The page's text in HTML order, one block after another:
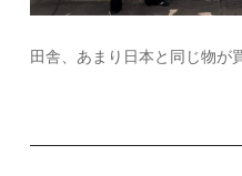
田舎、あまり日本と同じ物が